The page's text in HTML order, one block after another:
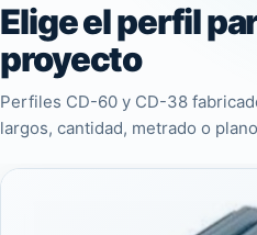
Elige el perfil
proyecto
Perfiles CD-60 y CD-38
largos, cantidad, metrado o